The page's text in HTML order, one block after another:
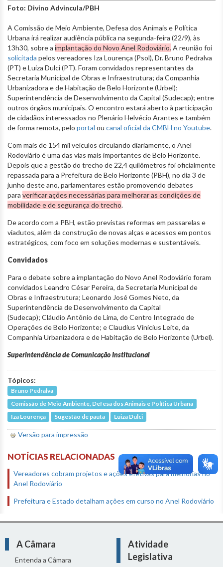
Foto: Divino Advincula/PBH
A Comissão de Meio Ambiente, Defesa dos Animais e Política
Urbana irá realizar audiência pública na segunda-feira (22/9), às
13h30, sobre a implantação do Novo Anel Rodoviário.A reunião foi
solicitada pelos vereadores Iza Lourença (Psol), Dr. Bruno Pedralva
(PT) e Luiza Dulci (PT). Foram convidados representantes da
Secretaria Municipal de Obras e Infraestrutura; da Companhia
Urbanizadora e de Habitação de Belo Horizonte (Urbel);
Superintendência de Desenvolvimento da Capital (Sudecap); entre
outros órgãos municipais. O encontro estará aberto à participação
de cidadãos interessados no Plenário Helvécio Arantes e também
de forma remota, pelo portal ou canal oficial da CMBH no Youtube.
Com mais de 154 mil veículos circulando diariamente, o Anel
Rodoviário é uma das vias mais importantes de Belo Horizonte.
Depois que a gestão do trecho de 22,4 quilômetros foi oficialmente
repassada para a Prefeitura de Belo Horizonte (PBH), no dia 3 de
junho deste ano, parlamentares estão promovendo debates
para verificar ações necessárias para melhorar as condições de
mobilidade e de segurança do trecho.
De acordo com a PBH, estão previstas reformas em passarelas e
viadutos, além da construção de novas alças e acessos em pontos
estratégicos, com foco em soluções modernas e sustentáveis.
Convidados
Para o debate sobre a implantação do Novo Anel Rodoviário foram
convidados Leandro César Pereira, da Secretaria Municipal de
Obras e Infraestrutura; Leonardo José Gomes Neto, da
Superintendência de Desenvolvimento da Capital
(Sudecap); Cláudio Antônio de Lima, do Centro Integrado de
Operações de Belo Horizonte; e Claudius Vinícius Leite, da
Companhia Urbanizadora e de Habitação de Belo Horizonte (Urbel).
Superintendência de Comunicação Institucional
Tópicos:
Bruno Pedralva
Comissão de Meio Ambiente, Defesa dos Animais e Política Urbana
Iza Lourença
Sugestão de pauta Luiza Dulci
Versão para impressão
NOTÍCIAS RELACIONADAS
Vereadores cobram projetos e ações efetivas para melhorias no
Anel Rodoviário
Prefeitura e Estado detalham ações em curso no Anel Rodoviário
A Câmara
Entenda a Câmara
Atividade
Legislativa